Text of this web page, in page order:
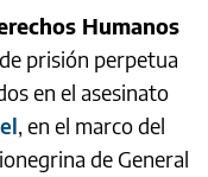
Humanos
prisión perpetua
en el asesinato
, en el marco del
de General